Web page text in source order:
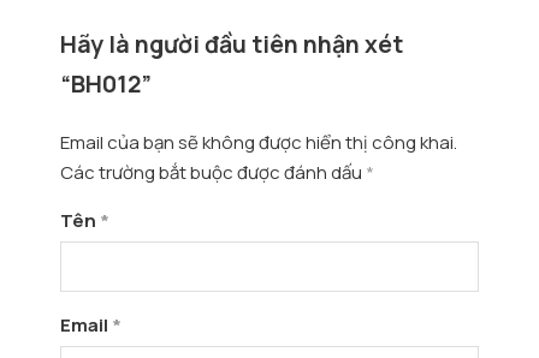
Hãy là người đầu tiên nhận xét
“BH012”
Email của bạn sẽ không được hiển thị công khai.
Các trường bắt buộc được đánh dấu *
Tên *
Email *